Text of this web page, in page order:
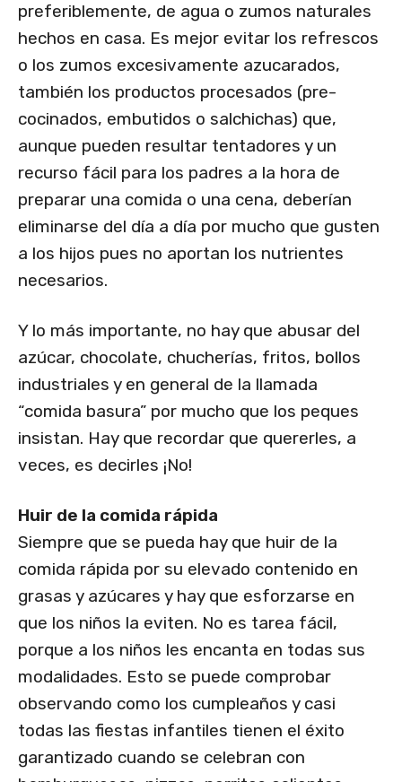
preferiblemente, de agua o zumos naturales
hechos en casa. Es mejor evitar los refrescos
o los zumos excesivamente azucarados,
también los productos procesados (pre-
cocinados, embutidos o salchichas) que,
aunque pueden resultar tentadores y un
recurso fácil para los padres a la hora de
preparar una comida o una cena, deberían
eliminarse del día a día por mucho que gusten
a los hijos pues no aportan los nutrientes
necesarios.
Y lo más importante, no hay que abusar del
azúcar, chocolate, chucherías, fritos, bollos
industriales y en general de la llamada
“comida basura” por mucho que los peques
insistan. Hay que recordar que quererles, a
veces, es decirles ¡No!
Huir de la comida rápida
Siempre que se pueda hay que huir de la
comida rápida por su elevado contenido en
grasas y azúcares y hay que esforzarse en
que los niños la eviten. No es tarea fácil,
porque a los niños les encanta en todas sus
modalidades. Esto se puede comprobar
observando como los cumpleaños y casi
todas las fiestas infantiles tienen el éxito
garantizado cuando se celebran con